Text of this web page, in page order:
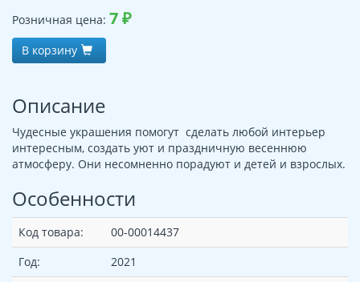
Розничная цена: 7₽
В корзину
Описание
Чудесные украшения помогут сделать любой интерьер
интересным, создать уют и праздничную весеннюю
атмосферу. Они несомненно порадуют и детей и взрослых.
Особенности
Код товара:
00-00014437
Год:
2021